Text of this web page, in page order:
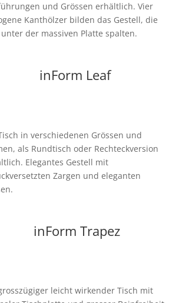
und Grössen erhältlich. Vier
Kanthölzer bilden das Gestell, die
der massiven Platte spalten.
inForm Leaf
in verschiedenen Grössen und
als Rundtisch oder Rechteckversion
Elegantes Gestell mit
Zargen und eleganten
inForm Trapez
leicht wirkender Tisch mit